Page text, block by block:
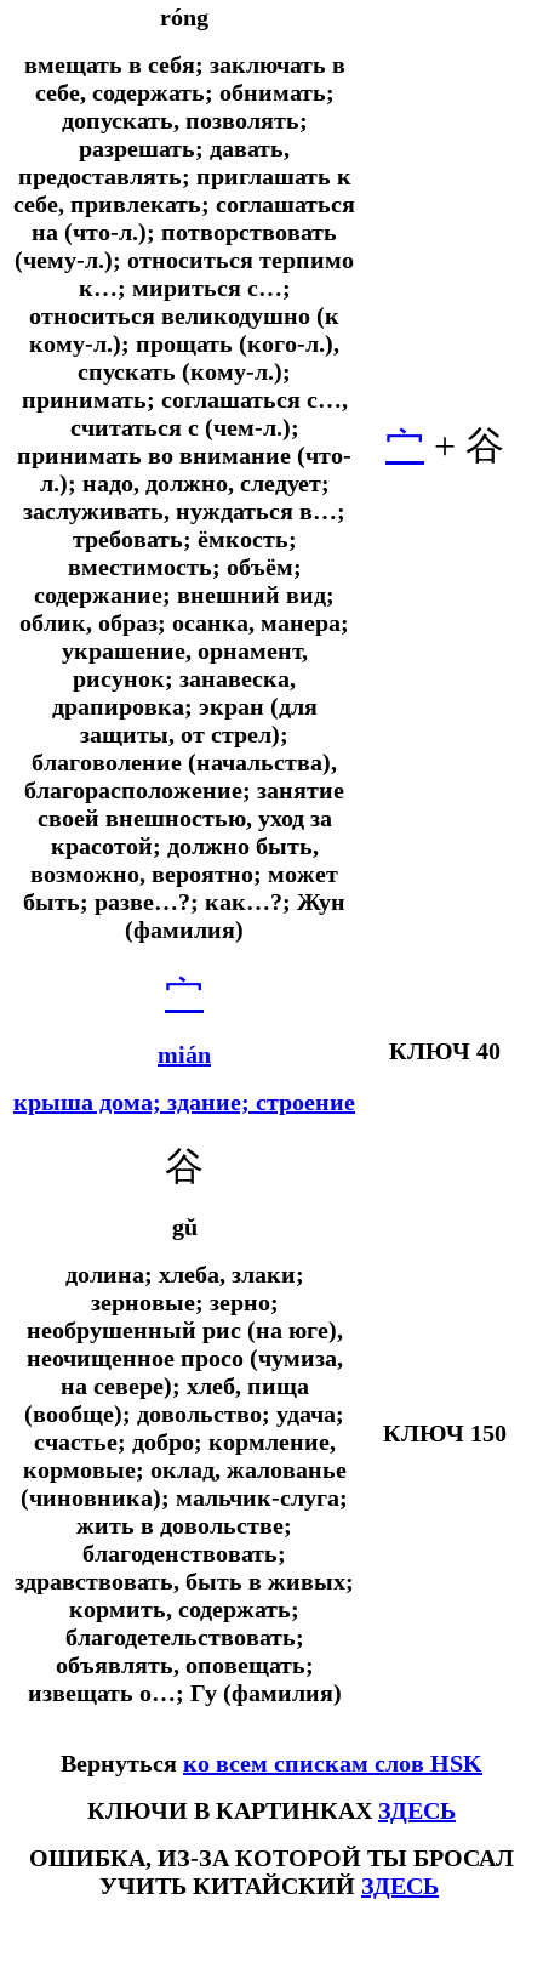
róng
вмещать в себя; заключать в
себе, содержать; обнимать;
допускать, позволять;
разрешать; давать,
предоставлять; приглашать к
себе, привлекать; соглашаться
на (что-л.); потворствовать
(чему-л.); относиться терпимо
к…; мириться с…;
относиться великодушно (к
кому-л.); прощать (кого-л.),
спускать (кому-л.);
принимать; соглашаться с…,
считаться с (чем-л.);
принимать во внимание (что-
л.); надо, должно, следует;
заслуживать, нуждаться в…;
требовать; ёмкость;
вместимость; объём;
содержание; внешний вид;
облик, образ; осанка, манера;
украшение, орнамент,
рисунок; занавеска,
драпировка; экран (для
защиты, от стрел);
благоволение (начальства),
благорасположение; занятие
своей внешностью, уход за
красотой; должно быть,
возможно, вероятно; может
быть; разве…?; как…?; Жун
(фамилия)
宀 + 谷
宀
mián
крыша дома; здание; строение
КЛЮЧ 40
谷
gǔ
долина; хлеба, злаки;
зерновые; зерно;
необрушенный рис (на юге),
неочищенное просо (чумиза,
на севере); хлеб, пища
(вообще); довольство; удача;
счастье; добро; кормление,
кормовые; оклад, жалованье
(чиновника); мальчик-слуга;
жить в довольстве;
благоденствовать;
здравствовать, быть в живых;
кормить, содержать;
благодетельствовать;
объявлять, оповещать;
извещать о…; Гу (фамилия)
КЛЮЧ 150
Вернуться ко всем спискам слов HSK
КЛЮЧИ В КАРТИНКАХ ЗДЕСЬ
ОШИБКА, ИЗ-ЗА КОТОРОЙ ТЫ БРОСАЛ
УЧИТЬ КИТАЙСКИЙ ЗДЕСЬ